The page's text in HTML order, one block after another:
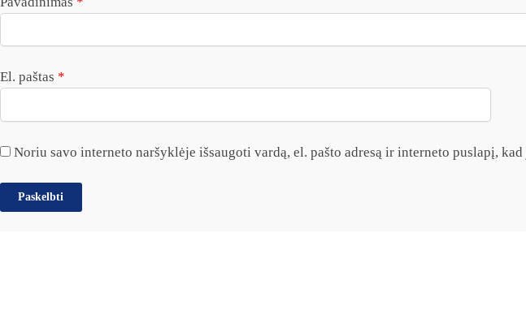
El. paštas *
Noriu savo interneto naršyklėje išsaugoti vardą, el. pašto adresą ir interneto puslapį,